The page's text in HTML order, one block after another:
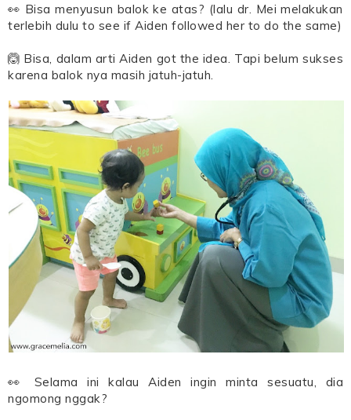
👀 Bisa menyusun balok ke atas? (lalu dr. Mei melakukan
terlebih dulu to see if Aiden followed her to do the same)
🙆 Bisa, dalam arti Aiden got the idea. Tapi belum sukses
karena balok nya masih jatuh-jatuh.
👀 Selama ini kalau Aiden ingin minta sesuatu, dia
ngomong nggak?